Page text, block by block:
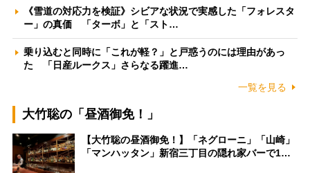
《雪道の対応力を検証》シビアな状況で実感した「フォレスタ
ー」の真価 「ターボ」と「スト…
乗り込むと同時に「これが軽？」と戸惑うのには理由があっ
た 「日産ルークス」さらなる躍進…
一覧を見る
大竹聡の「昼酒御免！」
【大竹聡の昼酒御免！】「ネグローニ」「山崎」
「マンハッタン」新宿三丁目の隠れ家バーで1…